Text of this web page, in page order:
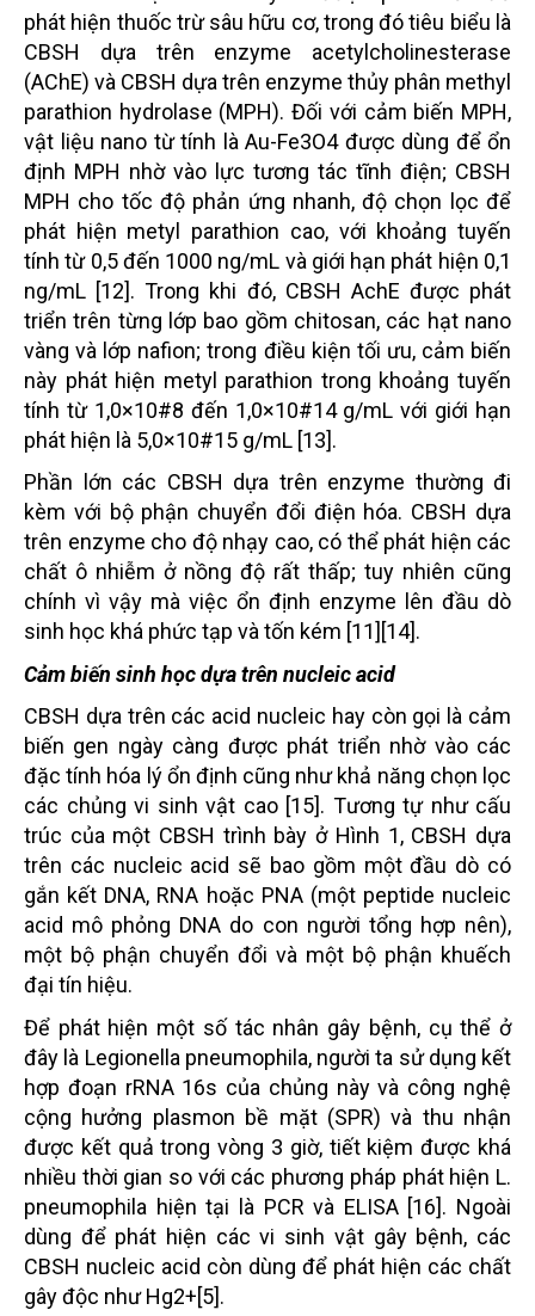
phát hiện thuốc trừ sâu hữu cơ, trong đó tiêu biểu là
CBSH dựa trên enzyme acetylcholinesterase
(AChE) và CBSH dựa trên enzyme thủy phân methyl
parathion hydrolase (MPH). Đối với cảm biến MPH,
vật liệu nano từ tính là Au-Fe3O4 được dùng để ổn
định MPH nhờ vào lực tương tác tĩnh điện; CBSH
MPH cho tốc độ phản ứng nhanh, độ chọn lọc để
phát hiện metyl parathion cao, với khoảng tuyến
tính từ 0,5 đến 1000 ng/mL và giới hạn phát hiện 0,1
ng/mL [12]. Trong khi đó, CBSH AchE được phát
triển trên từng lớp bao gồm chitosan, các hạt nano
vàng và lớp nafion; trong điều kiện tối ưu, cảm biến
này phát hiện metyl parathion trong khoảng tuyến
tính từ 1,0×10#8 đến 1,0×10#14 g/mL với giới hạn
phát hiện là 5,0×10#15 g/mL [13].
Phần lớn các CBSH dựa trên enzyme thường đi
kèm với bộ phận chuyển đổi điện hóa. CBSH dựa
trên enzyme cho độ nhạy cao, có thể phát hiện các
chất ô nhiễm ở nồng độ rất thấp; tuy nhiên cũng
chính vì vậy mà việc ổn định enzyme lên đầu dò
sinh học khá phức tạp và tốn kém [11][14].
Cảm biến sinh học dựa trên nucleic acid
CBSH dựa trên các acid nucleic hay còn gọi là cảm
biến gen ngày càng được phát triển nhờ vào các
đặc tính hóa lý ổn định cũng như khả năng chọn lọc
các chủng vi sinh vật cao [15]. Tương tự như cấu
trúc của một CBSH trình bày ở Hình 1, CBSH dựa
trên các nucleic acid sẽ bao gồm một đầu dò có
gắn kết DNA, RNA hoặc PNA (một peptide nucleic
acid mô phỏng DNA do con người tổng hợp nên),
một bộ phận chuyển đổi và một bộ phận khuếch
đại tín hiệu.
Để phát hiện một số tác nhân gây bệnh, cụ thể ở
đây là Legionella pneumophila, người ta sử dụng kết
hợp đoạn rRNA 16s của chủng này và công nghệ
cộng hưởng plasmon bề mặt (SPR) và thu nhận
được kết quả trong vòng 3 giờ, tiết kiệm được khá
nhiều thời gian so với các phương pháp phát hiện L.
pneumophila hiện tại là PCR và ELISA [16]. Ngoài
dùng để phát hiện các vi sinh vật gây bệnh, các
CBSH nucleic acid còn dùng để phát hiện các chất
gây độc như Hg2+[5].